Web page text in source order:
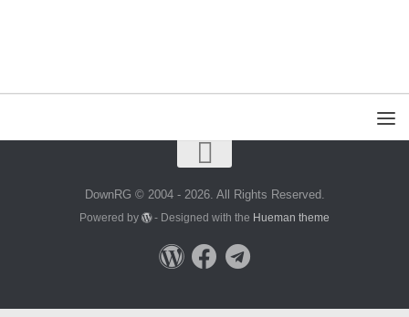
DownRG © 2004 - 2026. All Rights Reserved.
Powered by - Designed with the Hueman theme